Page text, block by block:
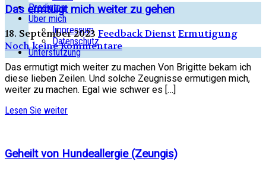
Predigten
Über mich
Impressum
Datenschutz
Unterstützung
Das ermtuigt mich weiter zu gehen
18. September 2023 Feedback DienstErmutigung
Noch keine Kommentare
Das ermutigt mich weiter zu machen Von Brigitte bekam ich
diese lieben Zeilen. Und solche Zeugnisse ermutigen mich,
weiter zu machen. Egal wie schwer es […]
Lesen Sie weiter
Geheilt von Hundeallergie (Zeungis)